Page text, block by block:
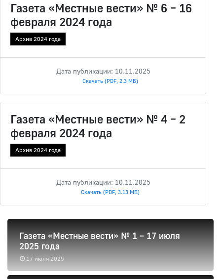
Газета «Местные вести» № 6 – 16
февраля 2024 года
Архив 2024 года
Дата публикации: 10.11.2025
Скачать (PDF, 2.3 МБ)
Газета «Местные вести» № 4 – 2
февраля 2024 года
Архив 2024 года
Дата публикации: 10.11.2025
Скачать (PDF, 3.13 МБ)
17 июля 2025
Газета «Местные вести» № 1 – 17 июля
2025 года